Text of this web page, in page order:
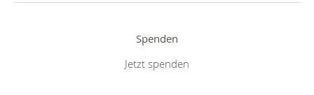
Spenden
Jetzt spenden